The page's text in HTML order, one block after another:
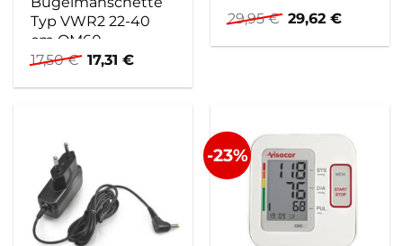
Typ VWR2 22-40
cm OM60
17,50€ Ursprünglicher
Preis
war:
17,31€Aktueller
ist:
29,95€ Ursprünglicher
Preis
war:
29,62€
ist:
-23%